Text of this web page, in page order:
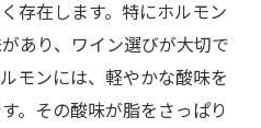
存在します。特にホルモン
あり、ワイン選びが大切で
モンには、軽やかな酸味を
。その酸味が脂をさっぱり